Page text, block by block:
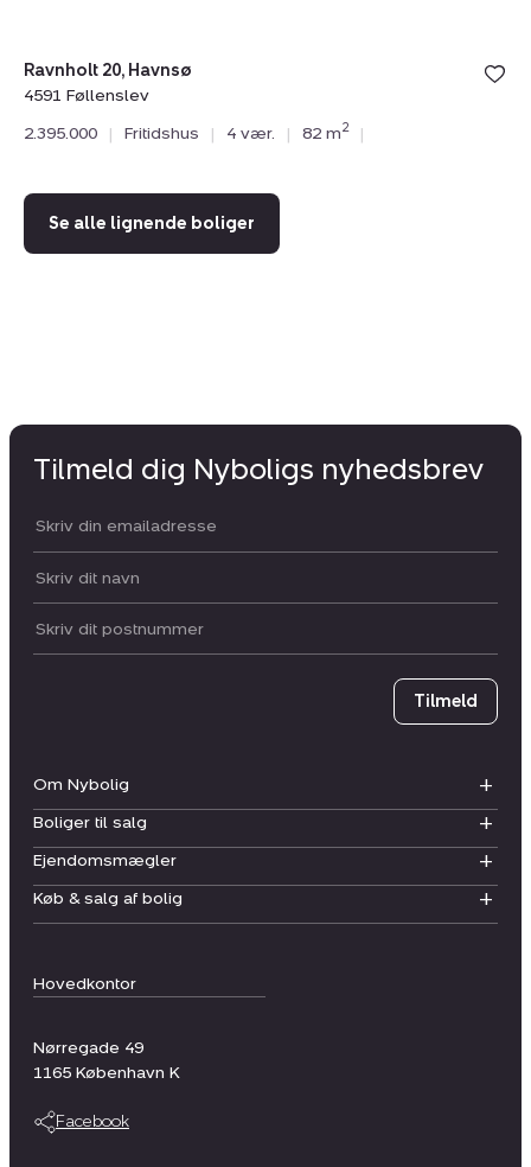
Ravnholt 20, Havnsø
4591 Føllenslev
2.395.000
| Fritidshus | 4 vær. | 82 m2 |
Se alle lignende boliger
Hovedkontor
Nørregade 49
1165 København K
Facebook
Om Nybolig
Boliger til salg
Ejendomsmægler
Køb & salg af bolig
Tilmeld dig Nyboligs nyhedsbrev
Din email:
Dit navn:
Postnummer
Tilmeld